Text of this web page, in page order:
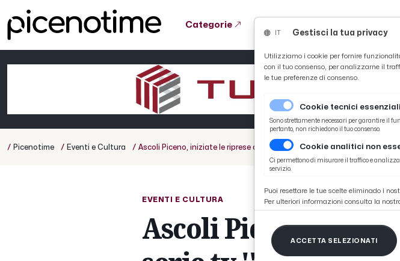
Categorie
/ Picenotime / Eventi e Cultura / Ascoli Piceno, iniziate le riprese della serie tv ''Segnati da Dio''
EVENTI E CULTURA
Ascoli Piceno,
Gestisci la tua privacy
Utilizziamo i cookie per fornire
con il tuo consenso, per analizzarne il
le tue preferenze di consenso.
Cookie tecnici essenziali
Sono strettamente necessari per garantire il
pertanto, non richiedono il tuo consenso.
Cookie analitici non
Ci permettono di misurare il traffico e
servizio.
Puoi resettare le tue scelte eliminado i
Per ulteriori informazioni consulta la
ACCETTA SELEZIONATI